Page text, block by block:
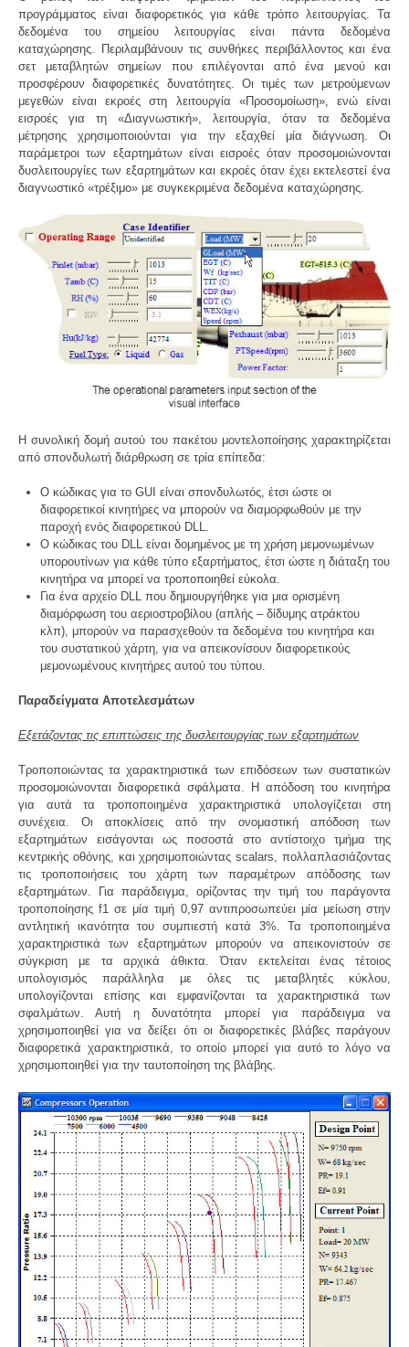
προγράμματος είναι διαφορετικός για κάθε τρόπο λειτουργίας. Τα
δεδομένα του σημείου λειτουργίας είναι πάντα δεδομένα
καταχώρησης. Περιλαμβάνουν τις συνθήκες περιβάλλοντος και ένα
σετ μεταβλητών σημείων που επιλέγονται από ένα μενού και
προσφέρουν διαφορετικές δυνατότητες. Οι τιμές των μετρούμενων
μεγεθών είναι εκροές στη λειτουργία «Προσομοίωση», ενώ είναι
εισροές για τη «Διαγνωστική», λειτουργία, όταν τα δεδομένα
μέτρησης χρησιμοποιούνται για την εξαχθεί μία διάγνωση. Οι
παράμετροι των εξαρτημάτων είναι εισροές όταν προσομοιώνονται
δυσλειτουργίες των εξαρτημάτων και εκροές όταν έχει εκτελεστεί ένα
διαγνωστικό «τρέξιμο» με συγκεκριμένα δεδομένα καταχώρησης.
Η συνολική δομή αυτού του πακέτου μοντελοποίησης χαρακτηρίζεται
από σπονδυλωτή διάρθρωση σε τρία επίπεδα:
Ο κώδικας για το GUI είναι σπονδυλωτός, έτσι ώστε οι
διαφορετικοί κινητήρες να μπορούν να διαμορφωθούν με την
παροχή ενός διαφορετικού DLL.
Ο κώδικας του DLL είναι δομημένος με τη χρήση μεμονωμένων
υπορουτίνων για κάθε τύπο εξαρτήματος, έτσι ώστε η διάταξη του
κινητήρα να μπορεί να τροποποιηθεί εύκολα.
Για ένα αρχείο DLL που δημιουργήθηκε για μια ορισμένη
διαμόρφωση του αεριοστροβίλου (απλής – δίδυμης ατράκτου
κλπ), μπορούν να παρασχεθούν τα δεδομένα του κινητήρα και
του συστατικού χάρτη, για να απεικονίσουν διαφορετικούς
μεμονωμένους κινητήρες αυτού του τύπου.
Παραδείγματα Αποτελεσμάτων
Εξετάζοντας τις επιπτώσεις της δυσλειτουργίας των εξαρτημάτων
Τροποποιώντας τα χαρακτηριστικά των επιδόσεων των συστατικών
προσομοιώνονται διαφορετικά σφάλματα. Η απόδοση του κινητήρα
για αυτά τα τροποποιημένα χαρακτηριστικά υπολογίζεται στη
συνέχεια. Οι αποκλίσεις από την ονομαστική απόδοση των
εξαρτημάτων εισάγονται ως ποσοστά στο αντίστοιχο τμήμα της
κεντρικής οθόνης, και χρησιμοποιώντας scalars, πολλαπλασιάζοντας
τις τροποποιήσεις του χάρτη των παραμέτρων απόδοσης των
εξαρτημάτων. Για παράδειγμα, ορίζοντας την τιμή του παράγοντα
τροποποίησης f1 σε μία τιμή 0,97 αντιπροσωπεύει μία μείωση στην
αντλητική ικανότητα του συμπιεστή κατά 3%. Τα τροποποιημένα
χαρακτηριστικά των εξαρτημάτων μπορούν να απεικονιστούν σε
σύγκριση με τα αρχικά άθικτα. Όταν εκτελείται ένας τέτοιος
υπολογισμός παράλληλα με όλες τις μεταβλητές κύκλου,
υπολογίζονται επίσης και εμφανίζονται τα χαρακτηριστικά των
σφαλμάτων. Αυτή η δυνατότητα μπορεί για παράδειγμα να
χρησιμοποιηθεί για να δείξει ότι οι διαφορετικές βλάβες παράγουν
διαφορετικά χαρακτηριστικά, το οποίο μπορεί για αυτό το λόγο να
χρησιμοποιηθεί για την ταυτοποίηση της βλάβης.